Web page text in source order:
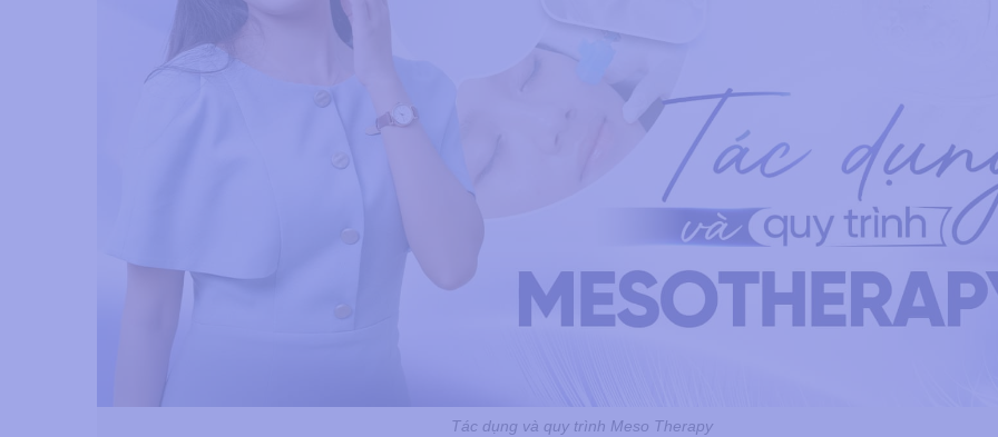
Tác dụng và quy trình Meso Therapy